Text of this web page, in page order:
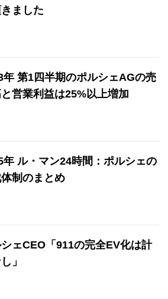
ました
年 第1四半期のポルシェAGの売
と営業利益は25%以上増加
年 ル・マン24時間：ポルシェの
制のまとめ
ェCEO「911の完全EV化は計
」